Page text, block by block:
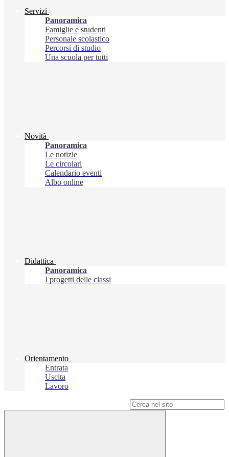
Servizi
Panoramica
Famiglie e studenti
Personale scolastico
Percorsi di studio
Una scuola per tutti
Novità
Panoramica
Le notizie
Le circolari
Calendario eventi
Albo online
Didattica
Panoramica
I progetti delle classi
Orientamento
Entrata
Uscita
Lavoro